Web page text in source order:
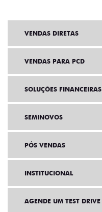
VENDAS DIRETAS
VENDAS PARA PCD
SOLUÇÕES FINANCEIRAS
SEMINOVOS
PÓS VENDAS
INSTITUCIONAL
AGENDE UM TEST DRIVE